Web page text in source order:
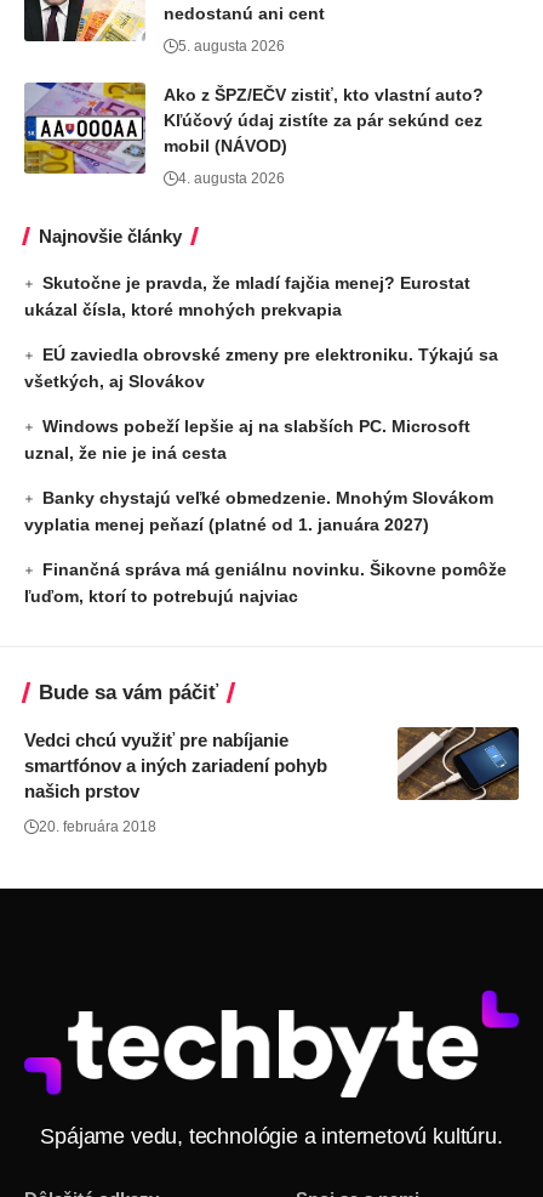
nedostanú ani cent
5. augusta 2026
Ako z ŠPZ/EČV zistiť, kto vlastní auto?
Kľúčový údaj zistíte za pár sekúnd cez
mobil (NÁVOD)
4. augusta 2026
Najnovšie články
Skutočne je pravda, že mladí fajčia menej? Eurostat
ukázal čísla, ktoré mnohých prekvapia
EÚ zaviedla obrovské zmeny pre elektroniku. Týkajú sa
všetkých, aj Slovákov
Windows pobeží lepšie aj na slabších PC. Microsoft
uznal, že nie je iná cesta
Banky chystajú veľké obmedzenie. Mnohým Slovákom
vyplatia menej peňazí (platné od 1. januára 2027)
Finančná správa má geniálnu novinku. Šikovne pomôže
ľuďom, ktorí to potrebujú najviac
Bude sa vám páčiť
Vedci chcú využiť pre nabíjanie
smartfónov a iných zariadení pohyb
našich prstov
20. februára 2018
Spájame vedu, technológie a internetovú kultúru.